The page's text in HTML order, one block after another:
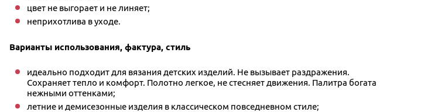
цвет не выгорает и не линяет;
неприхотлива в уходе.
Варианты использования, фактура, стиль
идеально подходит для вязания детских изделий. Не вызывает раздражения.
Сохраняет тепло и комфорт. Полотно легкое, не стесняет движения. Палитра богата
нежными оттенками;
летние и демисезонные изделия в классическом повседневном стиле;